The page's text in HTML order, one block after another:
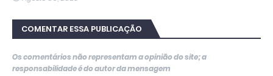
COMENTAR ESSA PUBLICAÇÃO
Os comentários não representam a opinião do site; a
responsabilidade é do autor da mensagem